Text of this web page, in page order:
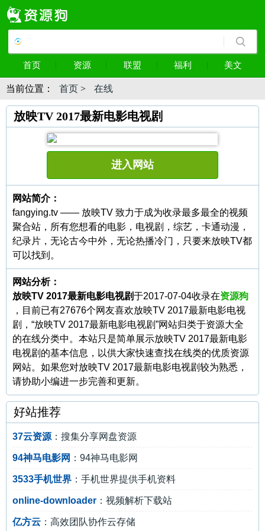
首页 资源 联盟 福利 美文
当前位置： 首页 > 在线
放映TV 2017最新电影电视剧
进入网站
网站简介：
fangying.tv —— 放映TV 致力于成为收录最多最全的视频
聚合站，所有您想看的电影，电视剧，综艺，卡通动漫，
纪录片，无论古今中外，无论热播冷门，只要来放映TV都
可以找到。
网站分析：
放映TV 2017最新电影电视剧于2017-07-04收录在资源狗
，目前已有27676个网友喜欢放映TV 2017最新电影电视
剧，“放映TV 2017最新电影电视剧”网站归类于资源大全
的在线分类中。本站只是简单展示放映TV 2017最新电影
电视剧的基本信息，以供大家快速查找在线类的优质资源
网站。如果您对放映TV 2017最新电影电视剧较为熟悉，
请协助小编进一步完善和更新。
好站推荐
37云资源 ：搜集分享网盘资源
94神马电影网 ：94神马电影网
3533手机世界 ：手机世界提供手机资料
online-downloader ：视频解析下载站
亿方云 ：高效团队协作云存储